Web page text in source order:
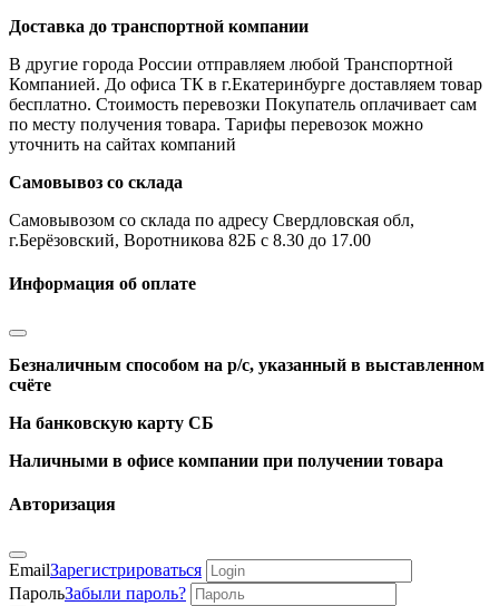
Доставка до транспортной компании
В другие города России отправляем любой Транспортной
Компанией. До офиса ТК в г.Екатеринбурге доставляем товар
бесплатно. Стоимость перевозки Покупатель оплачивает сам
по месту получения товара. Тарифы перевозок можно
уточнить на сайтах компаний
Самовывоз со склада
Самовывозом со склада по адресу Свердловская обл,
г.Берёзовский, Воротникова 82Б с 8.30 до 17.00
Информация об оплате
Безналичным способом на р/с, указанный в выставленном
счёте
На банковскую карту СБ
Наличными в офисе компании при получении товара
Авторизация
EmailЗарегистрироваться
ПарольЗабыли пароль?